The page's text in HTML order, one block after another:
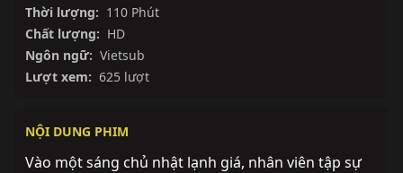
Thời lượng: 110 Phút
Chất lượng: HD
Ngôn ngữ: Vietsub
Lượt xem: 625 lượt
NỘI DUNG PHIM
Vào một sáng chủ nhật lạnh giá, nhân viên tập sự